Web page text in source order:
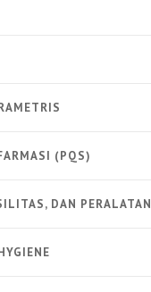
(PQS)
DAN PERALATAN